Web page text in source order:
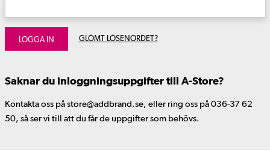
LOGGA IN GLÖMT LÖSENORDET?
Saknar du inloggningsuppgifter till A-Store?
Kontakta oss på store@addbrand.se, eller ring oss på 036-37 62
50, så ser vi till att du får de uppgifter som behövs.